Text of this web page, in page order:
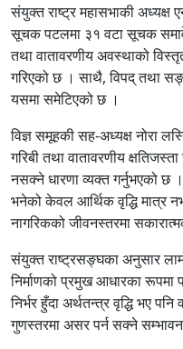
संयुक्त राष्ट्र महासभाकी अध्यक्ष
सूचक पटलमा ३१ वटा सूचक
तथा वातावरणीय अवस्थाको
गरिएको छ । साथै, विपद् तथा
यसमा समेटिएको छ ।
विज्ञ समूहकी सह-अध्यक्ष नोरा
गरिबी तथा वातावरणीय
नसक्ने धारणा व्यक्त गर्नुभएको
भनेको केवल आर्थिक वृद्धि मात्र
नागरिकको जीवनस्तरमा
संयुक्त राष्ट्रसङ्घका अनुसार
निर्माणको प्रमुख आधारका
निर्भर हुँदा अर्थतन्त्र वृद्धि भए
गुणस्तरमा असर पर्न सक्ने